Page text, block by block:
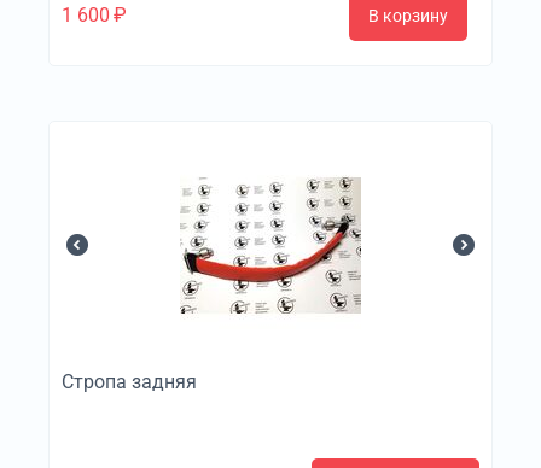
1 600 ₽ В корзину
Стропа задняя